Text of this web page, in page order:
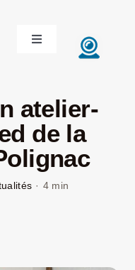
Toggle
Navigation
atelier-
de la
· 4 min